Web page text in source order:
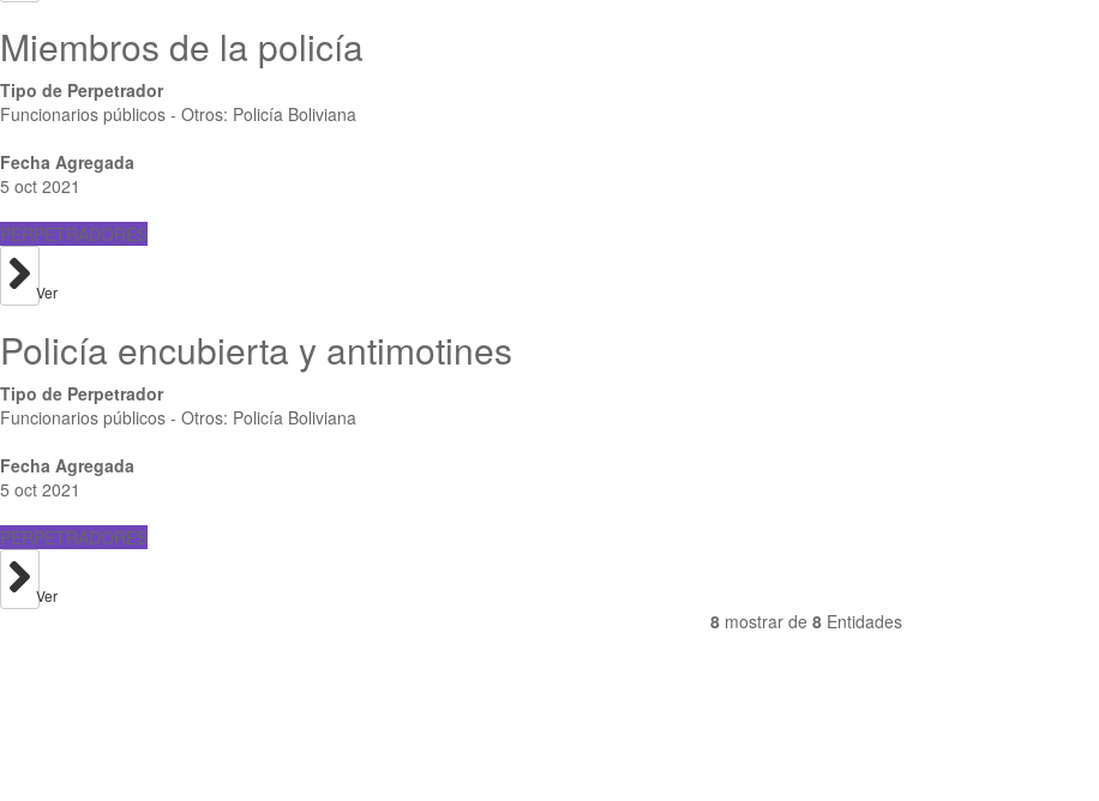
Miembros de la policía
Tipo de Perpetrador
Funcionarios públicos - Otros: Policía Boliviana
Fecha Agregada
5 oct 2021
PERPETRADORES
Ver
Policía encubierta y antimotines
Tipo de Perpetrador
Funcionarios públicos - Otros: Policía Boliviana
Fecha Agregada
5 oct 2021
PERPETRADORES
Ver
8 mostrar de 8 Entidades